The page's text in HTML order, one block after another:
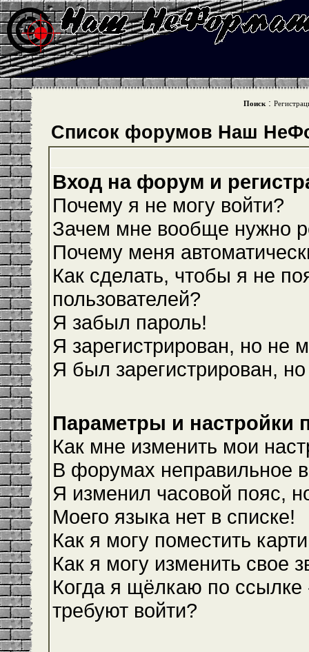
Поиск :
Список форумов Наш
Вход на форум и
Почему я не могу войти?
Зачем мне вообще нужно
Почему меня
Как сделать, чтобы я не
пользователей?
Я забыл пароль!
Я зарегистрирован, но не
Я был зарегистрирован,
Параметры и настройки
Как мне изменить мои
В форумах неправильное
Я изменил часовой пояс,
Моего языка нет в списке!
Как я могу поместить
Как я могу изменить свое
Когда я щёлкаю по ссылке
требуют войти?